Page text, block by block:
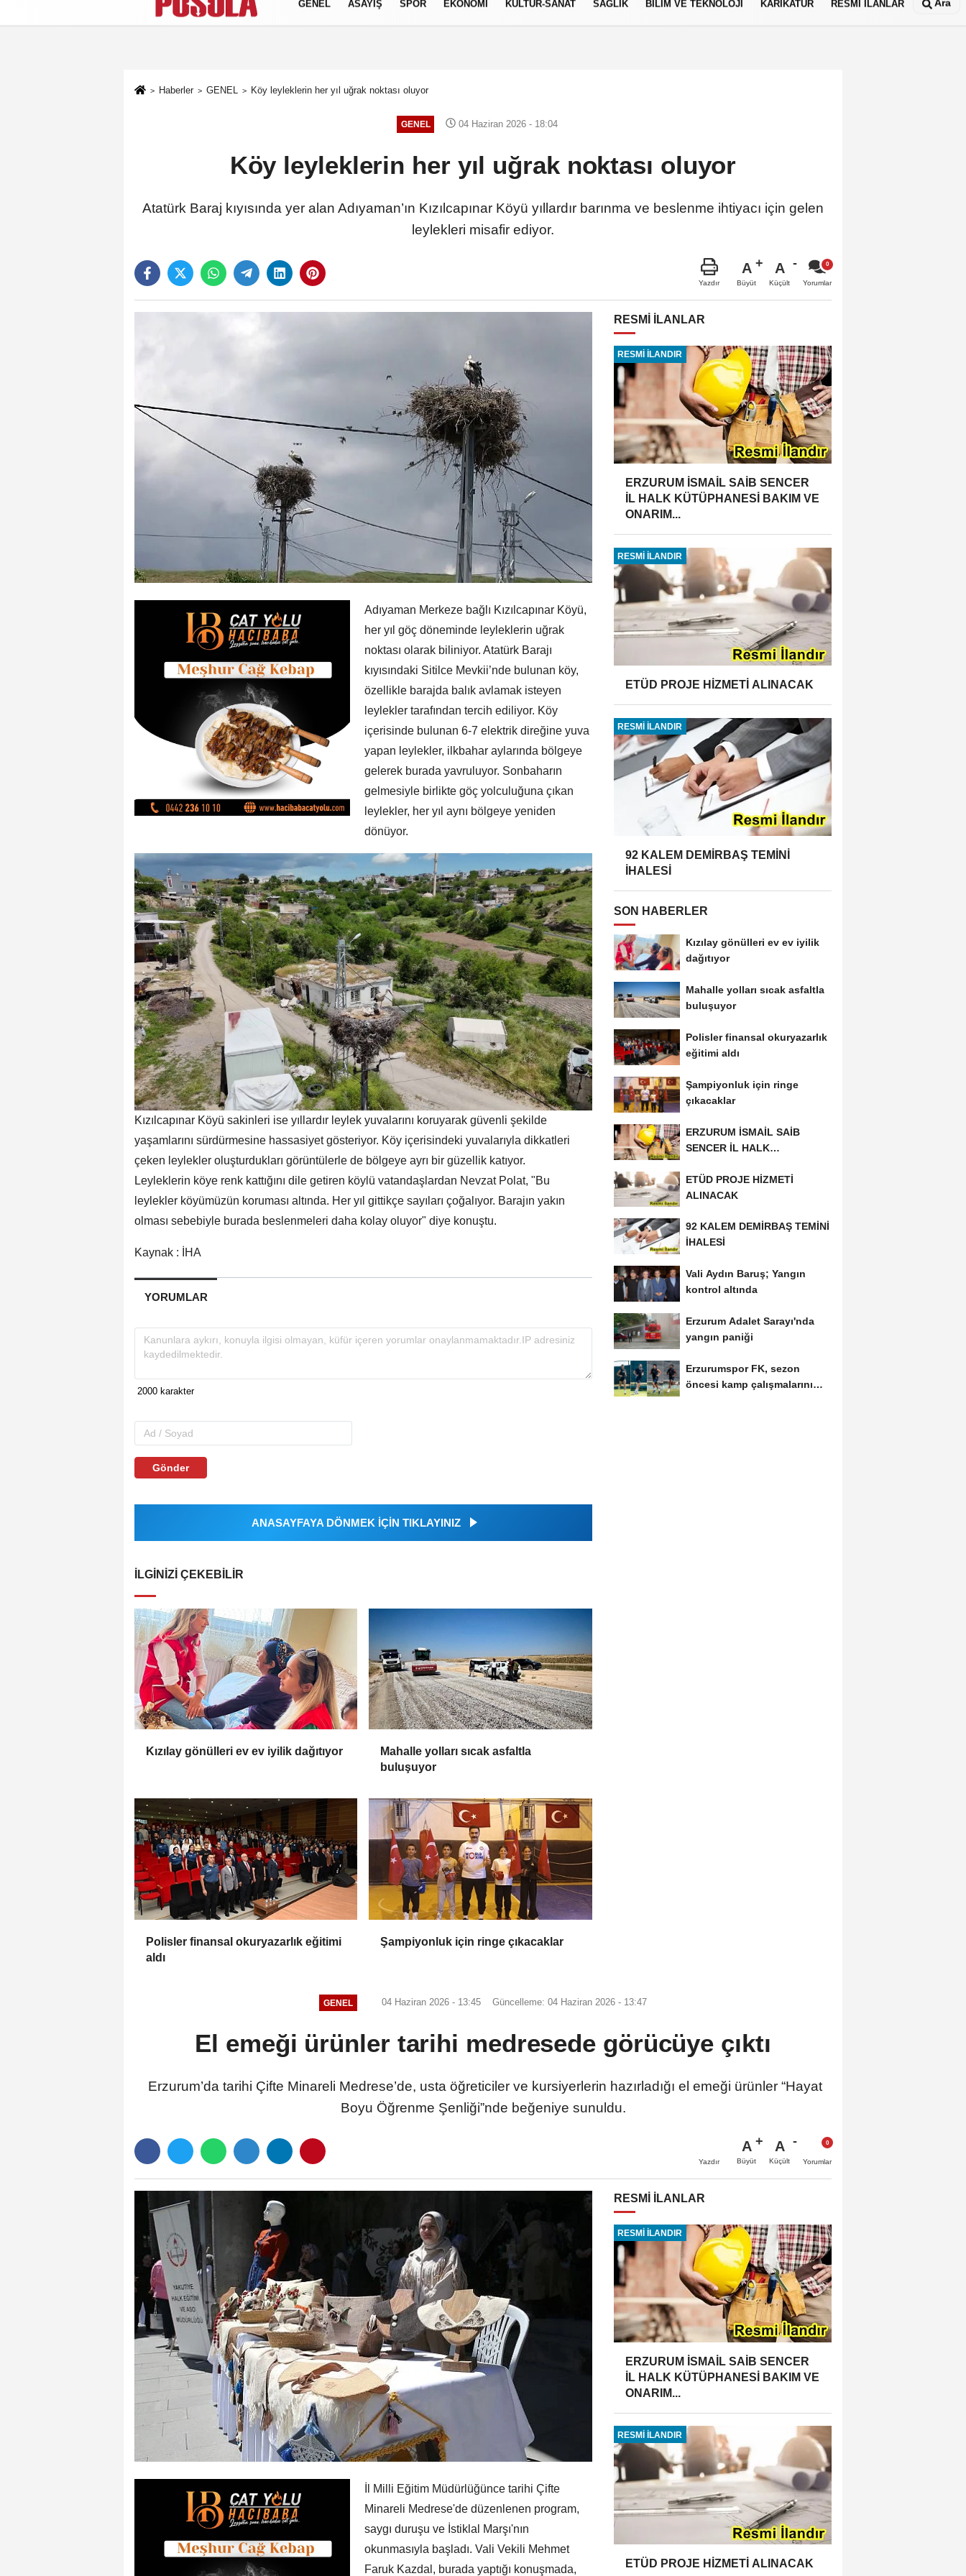
Künye İletişim Gizlilik Politikası
GENEL ASAYİŞ SPOR EKONOMİ KÜLTÜR-SANAT SAĞLIK BİLİM VE TEKNOLOJİ KARİKATÜR RESMİ İLANLAR Ara
Haberler GENEL Köy leyleklerin her yıl uğrak noktası oluyor
GENEL 04 Haziran 2026 - 18:04
Köy leyleklerin her yıl uğrak noktası oluyor
Atatürk Baraj kıyısında yer alan Adıyaman’ın Kızılcapınar Köyü yıllardır barınma ve beslenme ihtiyacı için gelen
leylekleri misafir ediyor.
Yazdır
A
Büyüt
A
Küçült Yorumlar
Adıyaman Merkeze bağlı Kızılcapınar Köyü,
her yıl göç döneminde leyleklerin uğrak
noktası olarak biliniyor. Atatürk Barajı
kıyısındaki Sitilce Mevkii’nde bulunan köy,
özellikle barajda balık avlamak isteyen
leylekler tarafından tercih ediliyor. Köy
içerisinde bulunan 6-7 elektrik direğine yuva
yapan leylekler, ilkbahar aylarında bölgeye
gelerek burada yavruluyor. Sonbaharın
gelmesiyle birlikte göç yolculuğuna çıkan
leylekler, her yıl aynı bölgeye yeniden
dönüyor.
Kızılcapınar Köyü sakinleri ise yıllardır leylek yuvalarını koruyarak güvenli şekilde
yaşamlarını sürdürmesine hassasiyet gösteriyor. Köy içerisindeki yuvalarıyla dikkatleri
çeken leylekler oluşturdukları görüntülerle de bölgeye ayrı bir güzellik katıyor.
Leyleklerin köye renk kattığını dile getiren köylü vatandaşlardan Nevzat Polat, "Bu
leylekler köyümüzün koruması altında. Her yıl gittikçe sayıları çoğalıyor. Barajın yakın
olması sebebiyle burada beslenmeleri daha kolay oluyor" diye konuştu.
Kaynak : İHA
YORUMLAR
Gönder
ANASAYFAYA DÖNMEK İÇİN TIKLAYINIZ
İLGINIZI ÇEKEBILIR
Kızılay gönülleri ev ev iyilik dağıtıyor
Mahalle yolları sıcak asfaltla
buluşuyor
Polisler finansal okuryazarlık eğitimi
aldı
Şampiyonluk için ringe çıkacaklar
RESMİ İLANLAR
RESMİ İLANDIR
ERZURUM İSMAİL SAİB SENCER
İL HALK KÜTÜPHANESİ BAKIM VE
ONARIM...
RESMİ İLANDIR
ETÜD PROJE HİZMETİ ALINACAK
RESMİ İLANDIR
92 KALEM DEMİRBAŞ TEMİNİ
İHALESİ
SON HABERLER
Kızılay gönülleri ev ev iyilik
dağıtıyor
Mahalle yolları sıcak asfaltla
buluşuyor
Polisler finansal okuryazarlık
eğitimi aldı
Şampiyonluk için ringe
çıkacaklar
ERZURUM İSMAİL SAİB
SENCER İL HALK
ONARIM...
ETÜD PROJE HİZMETİ
ALINACAK
92 KALEM DEMİRBAŞ TEMİNİ
İHALESİ
Vali Aydın Baruş; Yangın
kontrol altında
Erzurum Adalet Sarayı'nda
yangın paniği
Erzurumspor FK, sezon
öncesi kamp çalışmalarını
GENEL 04 Haziran 2026 - 13:45 Güncelleme: 04 Haziran 2026 - 13:47
El emeği ürünler tarihi medresede görücüye çıktı
Erzurum’da tarihi Çifte Minareli Medrese’de, usta öğreticiler ve kursiyerlerin hazırladığı el emeği ürünler “Hayat
Boyu Öğrenme Şenliği”nde beğeniye sunuldu.
Yazdır
A
Büyüt
A
Küçült Yorumlar
İl Milli Eğitim Müdürlüğünce tarihi Çifte
Minareli Medrese'de düzenlenen program,
saygı duruşu ve İstiklal Marşı'nın
okunmasıyla başladı. Vali Vekili Mehmet
Faruk Kazdal, burada yaptığı konuşmada,
RESMİ İLANLAR
RESMİ İLANDIR
ERZURUM İSMAİL SAİB SENCER
İL HALK KÜTÜPHANESİ BAKIM VE
ONARIM...
RESMİ İLANDIR
ETÜD PROJE HİZMETİ ALINACAK